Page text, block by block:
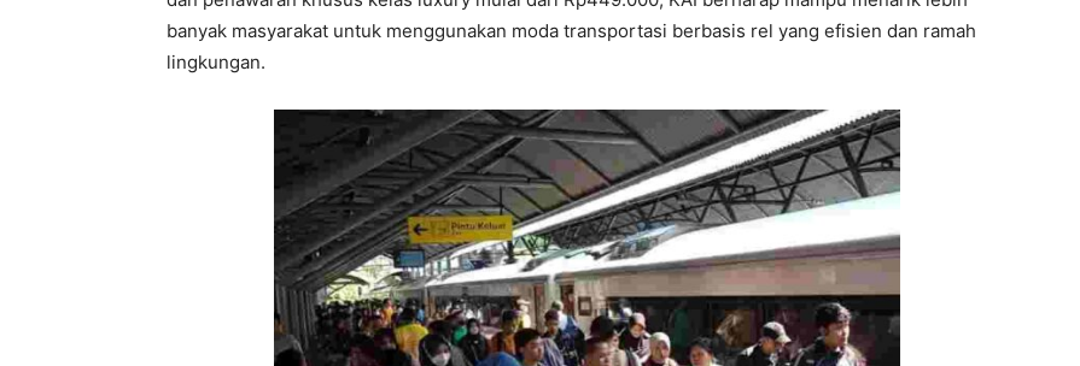
banyak masyarakat untuk menggunakan moda transportasi berbasis rel yang efisien dan ramah
lingkungan.